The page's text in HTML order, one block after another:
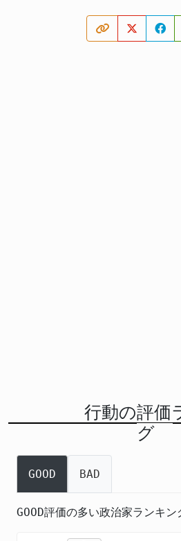
行動の評価
グ
GOOD BAD
GOOD評価の多い政治家ランキン